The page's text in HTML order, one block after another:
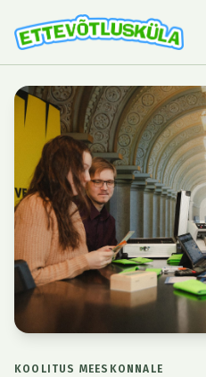
KOOLITUS MEESKONNALE